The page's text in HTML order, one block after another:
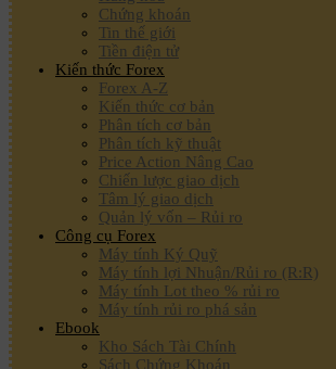
Chứng khoán
Tin thế giới
Tiền điện tử
Kiến thức Forex
Forex A-Z
Kiến thức cơ bản
Phân tích cơ bản
Phân tích kỹ thuật
Price Action Nâng Cao
Chiến lược giao dịch
Tâm lý giao dịch
Quản lý vốn – Rủi ro
Công cụ Forex
Máy tính Ký Quỹ
Máy tính lợi Nhuận/Rủi ro (R:R)
Máy tính Lot theo % rủi ro
Máy tính rủi ro phá sản
Ebook
Kho Sách Tài Chính
Sách Chứng Khoán